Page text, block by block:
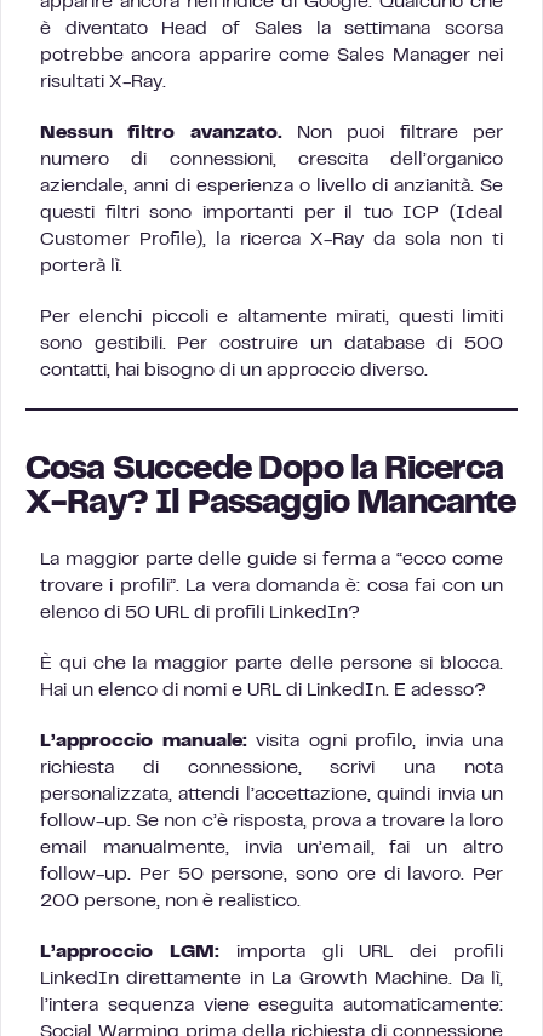
è diventato Head of Sales la settimana scorsa
potrebbe ancora apparire come Sales Manager nei
risultati X-Ray.
Nessun filtro avanzato.Non puoi filtrare per
numero di connessioni, crescita dell’organico
aziendale, anni di esperienza o livello di anzianità. Se
questi filtri sono importanti per il tuo ICP (Ideal
Customer Profile), la ricerca X-Ray da sola non ti
porterà lì.
Per elenchi piccoli e altamente mirati, questi limiti
sono gestibili. Per costruire un database di 500
contatti, hai bisogno di un approccio diverso.
Cosa Succede Dopo la Ricerca
X-Ray? Il Passaggio Mancante
La maggior parte delle guide si ferma a “ecco come
trovare i profili”. La vera domanda è: cosa fai con un
elenco di 50 URL di profili LinkedIn?
È qui che la maggior parte delle persone si blocca.
Hai un elenco di nomi e URL di LinkedIn. E adesso?
L’approccio manuale:visita ogni profilo, invia una
richiesta di connessione, scrivi una nota
personalizzata, attendi l’accettazione, quindi invia un
follow-up. Se non c’è risposta, prova a trovare la loro
email manualmente, invia un’email, fai un altro
follow-up. Per 50 persone, sono ore di lavoro. Per
200 persone, non è realistico.
L’approccio LGM:importa gli URL dei profili
LinkedIn direttamente in La Growth Machine. Da lì,
l’intera sequenza viene eseguita automaticamente:
Social Warming prima della richiesta di connessione